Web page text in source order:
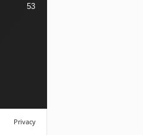
53
Privacy